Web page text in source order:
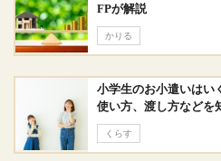
FPが解説
かりる
小学生のお小遣いはい
使い方、渡し方などを
くらす